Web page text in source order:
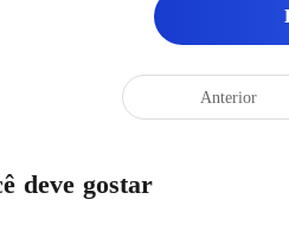
Anterior
deve gostar